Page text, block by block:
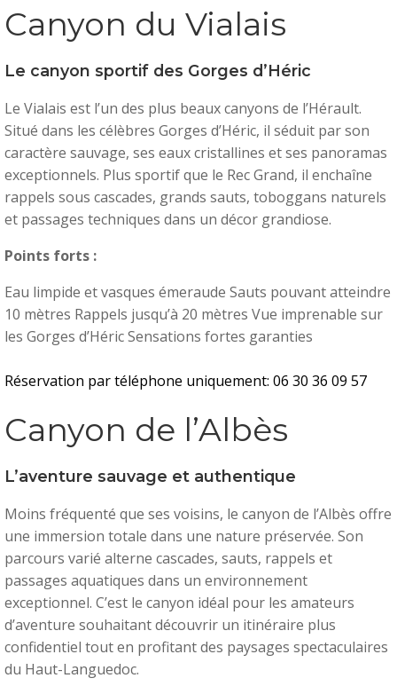
Canyon du Vialais
Le canyon sportif des Gorges d’Héric
Le Vialais est l’un des plus beaux canyons de l’Hérault.
Situé dans les célèbres Gorges d’Héric, il séduit par son
caractère sauvage, ses eaux cristallines et ses panoramas
exceptionnels. Plus sportif que le Rec Grand, il enchaîne
rappels sous cascades, grands sauts, toboggans naturels
et passages techniques dans un décor grandiose.
Points forts :
Eau limpide et vasques émeraude Sauts pouvant atteindre
10 mètres Rappels jusqu’à 20 mètres Vue imprenable sur
les Gorges d’Héric Sensations fortes garanties
Réservation par téléphone uniquement: 06 30 36 09 57
Canyon de l’Albès
L’aventure sauvage et authentique
Moins fréquenté que ses voisins, le canyon de l’Albès offre
une immersion totale dans une nature préservée. Son
parcours varié alterne cascades, sauts, rappels et
passages aquatiques dans un environnement
exceptionnel. C’est le canyon idéal pour les amateurs
d’aventure souhaitant découvrir un itinéraire plus
confidentiel tout en profitant des paysages spectaculaires
du Haut-Languedoc.